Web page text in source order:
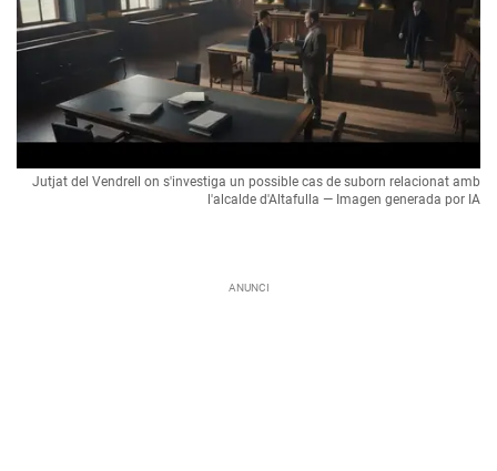
Jutjat del Vendrell on s'investiga un possible cas de suborn relacionat amb
l'alcalde d'Altafulla — Imagen generada por IA